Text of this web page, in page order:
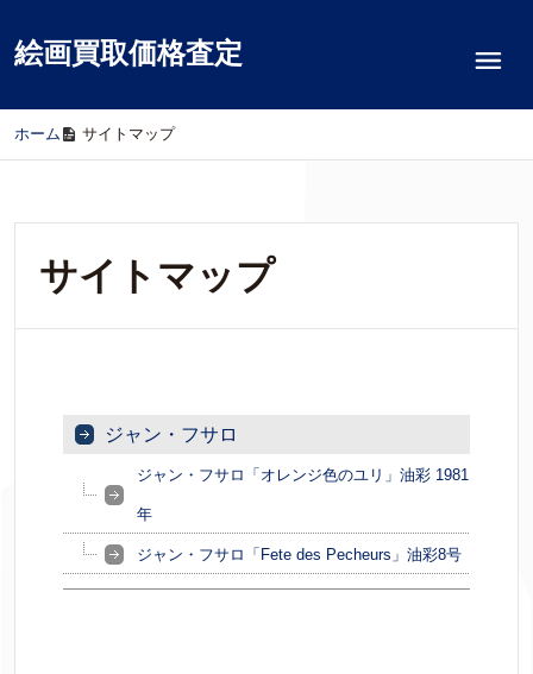
絵画買取価格査定
ホーム / サイトマップ
サイトマップ
ジャン・フサロ
ジャン・フサロ「オレンジ色のユリ」油彩 1981
年
ジャン・フサロ「Fete des Pecheurs」油彩8号